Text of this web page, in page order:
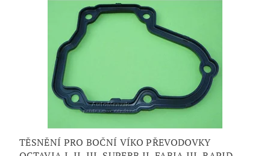
TĚSNĚNÍ PRO BOČNÍ VÍKO PŘEVODOVKY